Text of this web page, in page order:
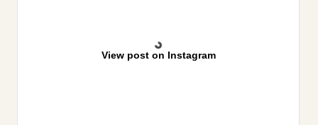
View post on Instagram